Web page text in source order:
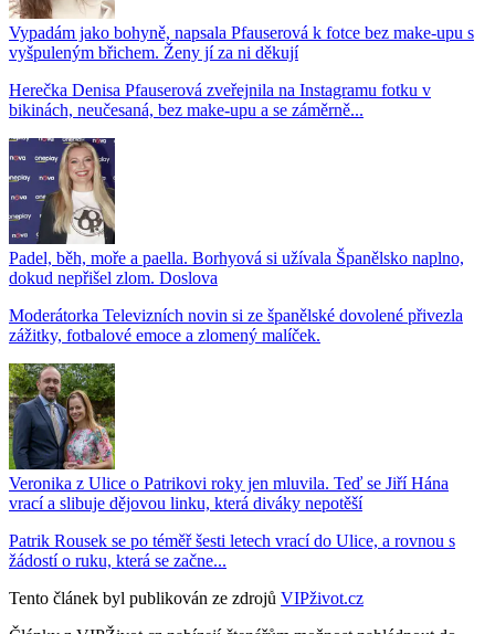
Vypadám jako bohyně, napsala Pfauserová k fotce bez make-upu s
vyšpuleným břichem. Ženy jí za ni děkují
Herečka Denisa Pfauserová zveřejnila na Instagramu fotku v
bikinách, neučesaná, bez make-upu a se záměrně...
Padel, běh, moře a paella. Borhyová si užívala Španělsko naplno,
dokud nepřišel zlom. Doslova
Moderátorka Televizních novin si ze španělské dovolené přivezla
zážitky, fotbalové emoce a zlomený malíček.
Veronika z Ulice o Patrikovi roky jen mluvila. Teď se Jiří Hána
vrací a slibuje dějovou linku, která diváky nepotěší
Patrik Rousek se po téměř šesti letech vrací do Ulice, a rovnou s
žádostí o ruku, která se začne...
Tento článek byl publikován ze zdrojů VIPživot.cz